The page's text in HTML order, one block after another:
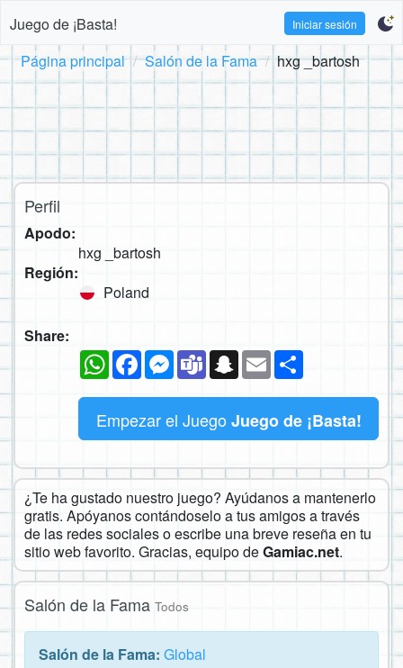
Juego de ¡Basta! Iniciar sesión
Página principal Salón de la Fama hxg _bartosh
Perfil
Apodo:
hxg _bartosh
Región:
Poland
Share:
WhatsAppFacebookMessenger
TeamsSnapchat
Email
Empezar el Juego Juego de ¡Basta!
¿Te ha gustado nuestro juego? Ayúdanos a mantenerlo
gratis. Apóyanos contándoselo a tus amigos a través
de las redes sociales o escribe una breve reseña en tu
sitio web favorito. Gracias, equipo deGamiac.net.
Salón de la Fama Todos
Salón de la Fama: Global